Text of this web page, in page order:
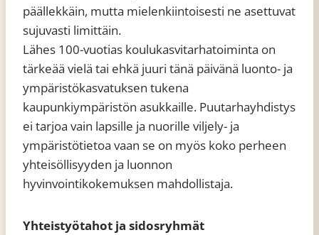
päällekkäin, mutta mielenkiintoisesti ne asettuvat
sujuvasti limittäin.
Lähes 100-vuotias koulukasvitarhatoiminta on
tärkeää vielä tai ehkä juuri tänä päivänä luonto- ja
ympäristökasvatuksen tukena
kaupunkiympäristön asukkaille. Puutarhayhdistys
ei tarjoa vain lapsille ja nuorille viljely- ja
ympäristötietoa vaan se on myös koko perheen
yhteisöllisyyden ja luonnon
hyvinvointikokemuksen mahdollistaja.
Yhteistyötahot ja sidosryhmät